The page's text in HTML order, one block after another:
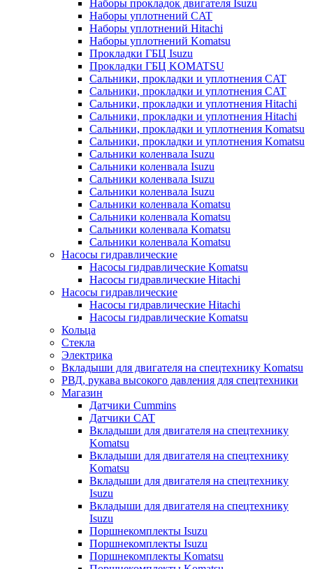
Наборы прокладок двигателя Isuzu
Наборы уплотнений CAT
Наборы уплотнений Hitachi
Наборы уплотнений Komatsu
Прокладки ГБЦ Isuzu
Прокладки ГБЦ KOMATSU
Сальники, прокладки и уплотнения CAT
Сальники, прокладки и уплотнения CAT
Сальники, прокладки и уплотнения Hitachi
Сальники, прокладки и уплотнения Hitachi
Сальники, прокладки и уплотнения Komatsu
Сальники, прокладки и уплотнения Komatsu
Сальники коленвала Isuzu
Сальники коленвала Isuzu
Сальники коленвала Isuzu
Сальники коленвала Isuzu
Сальники коленвала Komatsu
Сальники коленвала Komatsu
Сальники коленвала Komatsu
Сальники коленвала Komatsu
Насосы гидравлические
Насосы гидравлические Komatsu
Насосы гидравлические Hitachi
Насосы гидравлические
Насосы гидравлические Hitachi
Насосы гидравлические Komatsu
Кольца
Стекла
Электрика
Вкладыши для двигателя на спецтехнику Komatsu
РВД, рукава высокого давления для спецтехники
Магазин
Датчики Cummins
Датчики CAT
Вкладыши для двигателя на спецтехнику
Komatsu
Вкладыши для двигателя на спецтехнику
Komatsu
Вкладыши для двигателя на спецтехнику
Isuzu
Вкладыши для двигателя на спецтехнику
Isuzu
Поршнекомплекты Isuzu
Поршнекомплекты Isuzu
Поршнекомплекты Komatsu